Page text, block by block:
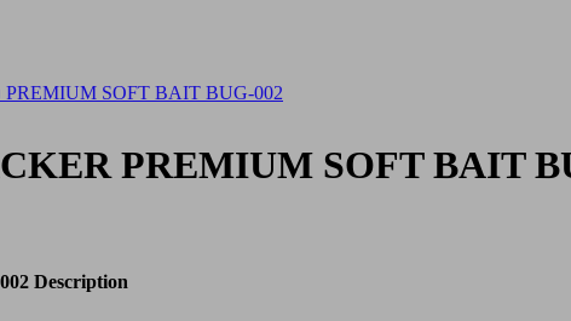
PREMIUM SOFT BAIT
Description